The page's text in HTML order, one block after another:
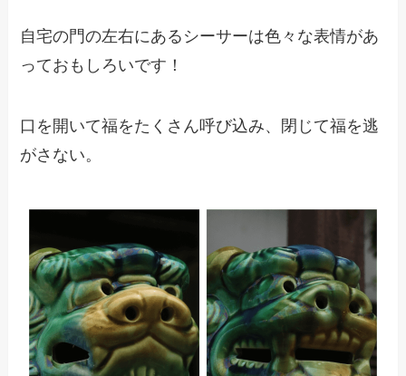
自宅の門の左右にあるシーサーは色々な表情があ
っておもしろいです！
口を開いて福をたくさん呼び込み、閉じて福を逃
がさない。